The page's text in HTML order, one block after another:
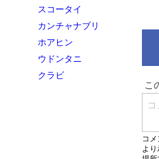
スコータイ
カンチャナブリ
ホアヒン
ウドンタニ
クラビ